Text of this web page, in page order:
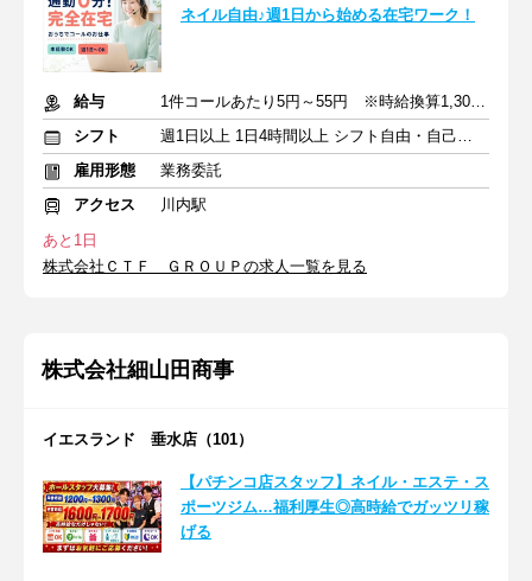
ネイル自由♪週1日から始める在宅ワーク！
給与
1件コールあたり5円～55円 ※時給換算1,300円～4,000円
シフト
週1日以上 1日4時間以上 シフト自由・自己申告
雇用形態
業務委託
アクセス
川内駅
あと1日
株式会社ＣＴＦ ＧＲＯＵＰの求人一覧を見る
株式会社細山田商事
イエスランド 垂水店（101）
【パチンコ店スタッフ】ネイル・エステ・ス
ポーツジム…福利厚生◎高時給でガッツリ稼
げる